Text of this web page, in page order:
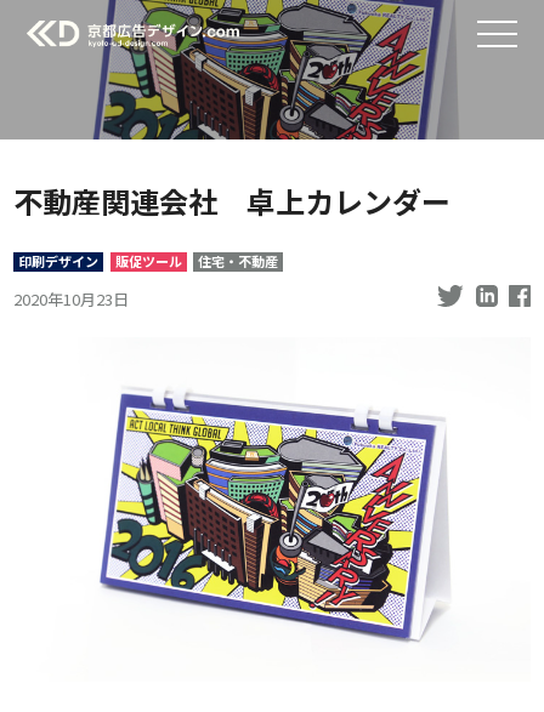
不動産関連会社 卓上カレンダー
印刷デザイン 販促ツール 住宅・不動産
2020年10月23日